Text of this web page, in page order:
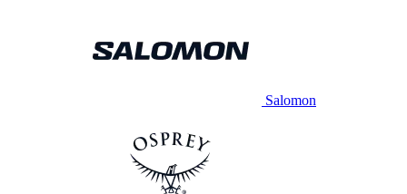
Salomon